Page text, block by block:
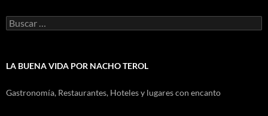
Buscar:
LA BUENA VIDA POR NACHO TEROL
Gastronomía, Restaurantes, Hoteles y lugares con encanto